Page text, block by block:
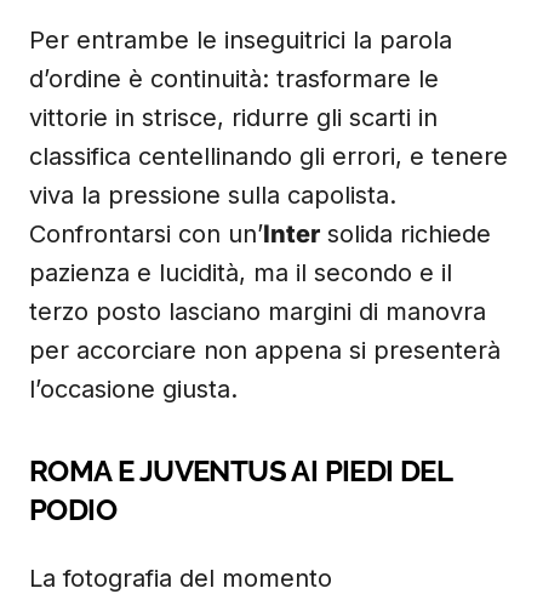
Per entrambe le inseguitrici la parola
d’ordine è continuità: trasformare le
vittorie in strisce, ridurre gli scarti in
classifica centellinando gli errori, e tenere
viva la pressione sulla capolista.
Confrontarsi con un’Inter solida richiede
pazienza e lucidità, ma il secondo e il
terzo posto lasciano margini di manovra
per accorciare non appena si presenterà
l’occasione giusta.
ROMA E JUVENTUS AI PIEDI DEL
PODIO
La fotografia del momento